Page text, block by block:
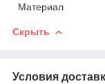
Материал
Скрыть
Условия